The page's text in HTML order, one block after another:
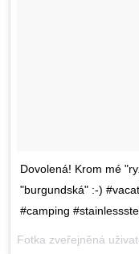
Dovolená! Krom mé
"burgundská" :-)
#camping
Fotka zveřejněná